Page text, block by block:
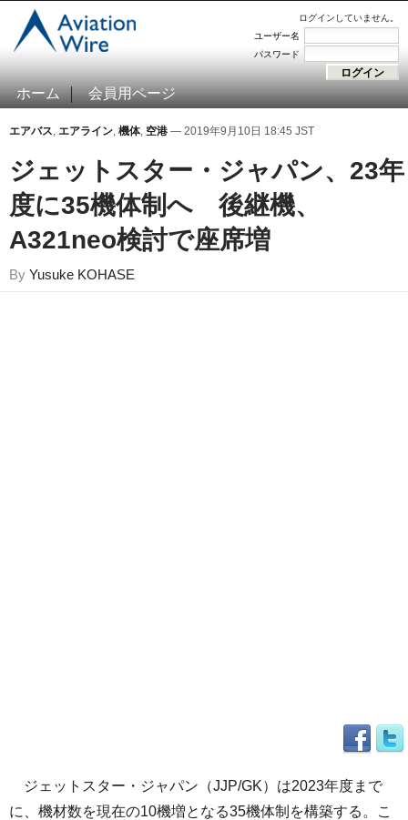
ログインしていません。
ユーザー名
パスワード
ホーム 会員用ページ
エアバス, エアライン, 機体, 空港 — 2019年9月10日 18:45 JST
ジェットスター・ジャパン、23年
度に35機体制へ 後継機、
A321neo検討で座席増
By Yusuke KOHASE
ジェットスター・ジャパン（JJP/GK）は2023年度まで
に、機材数を現在の10機増となる35機体制を構築する。こ